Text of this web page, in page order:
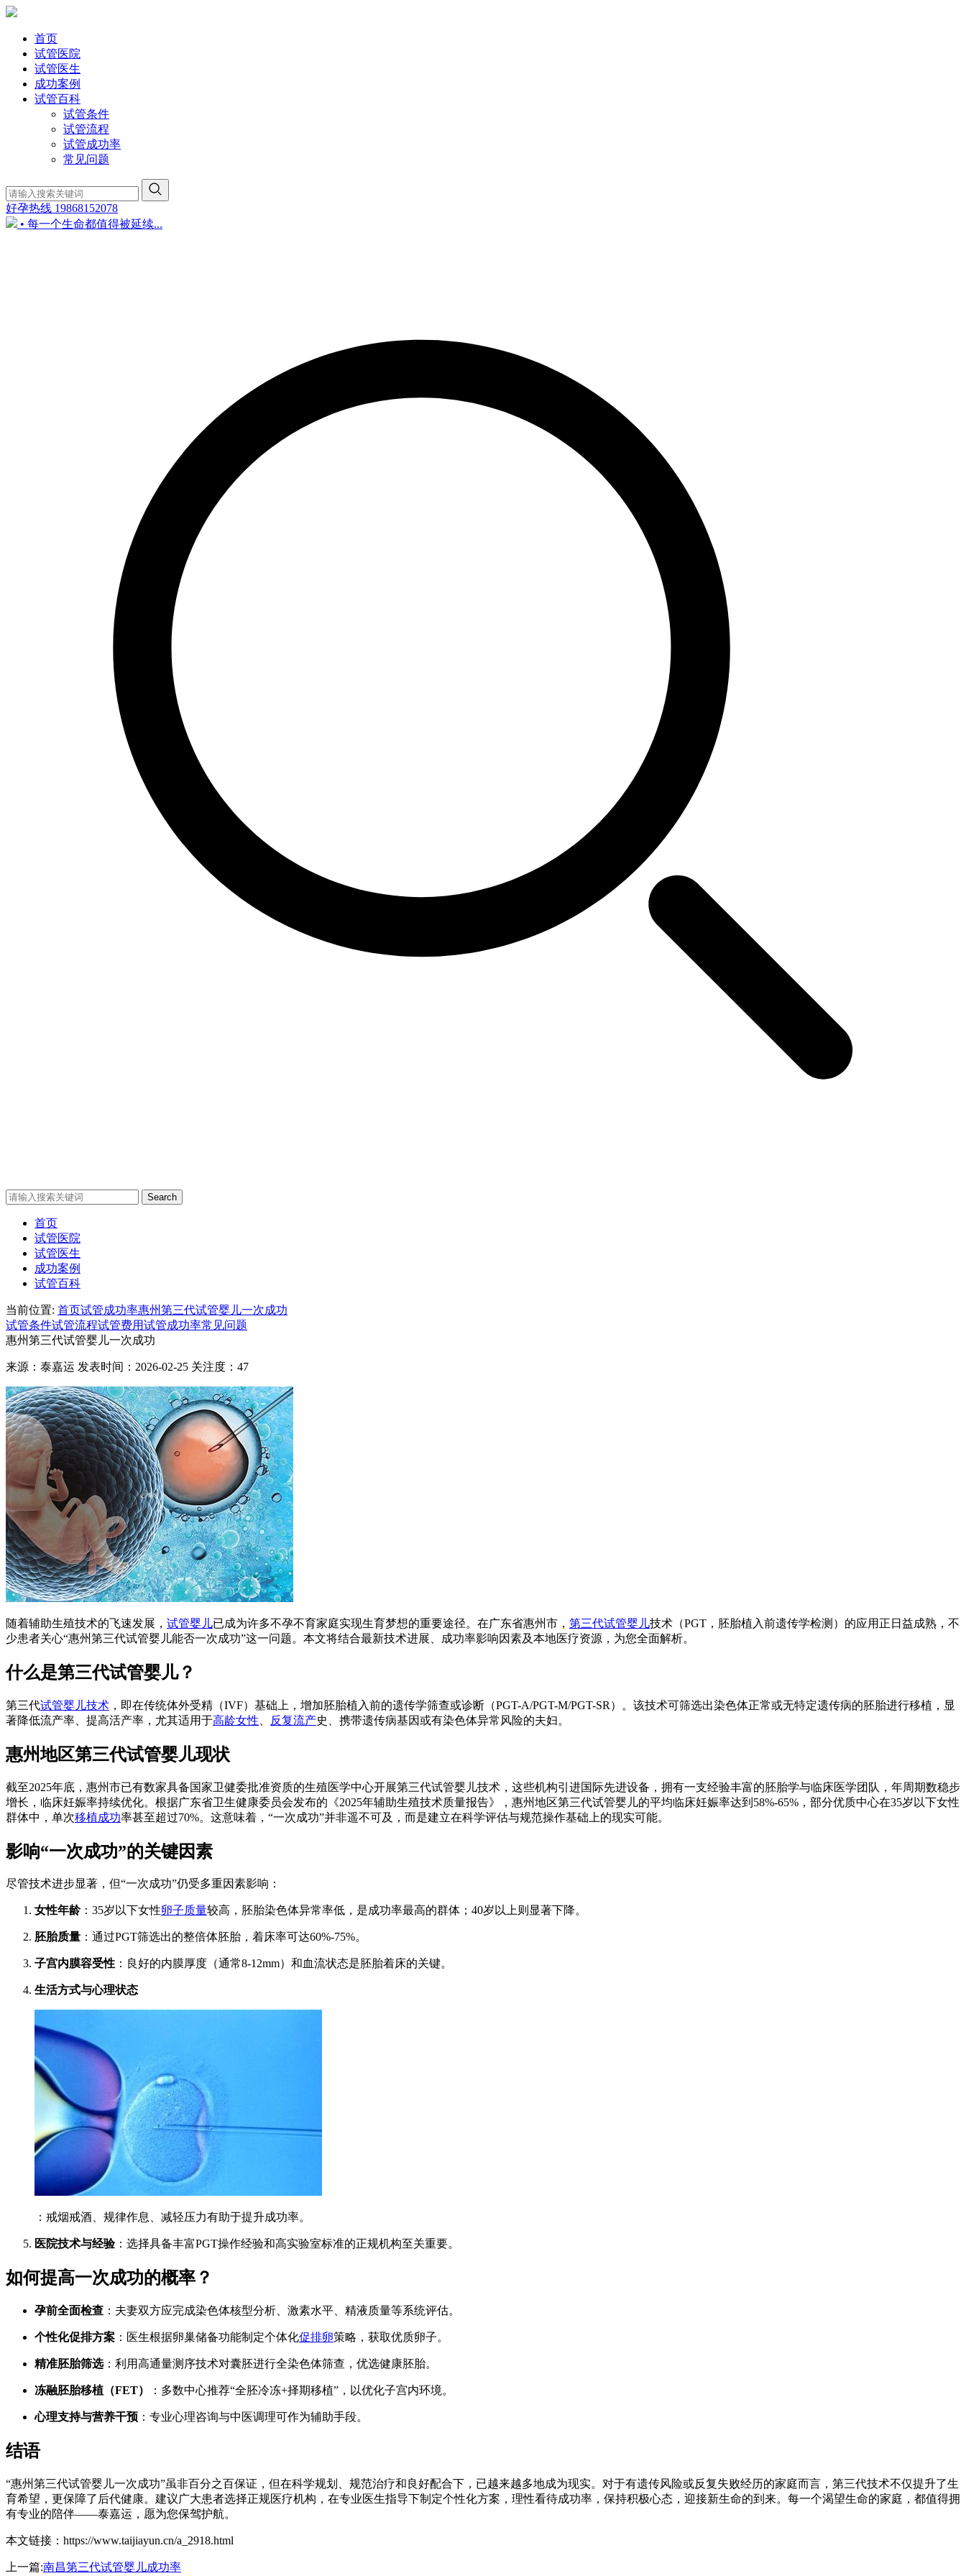
首页
试管医院
试管医生
成功案例
试管百科
试管条件
试管流程
试管成功率
常见问题
好孕热线 19868152078
• 每一个生命都值得被延续...
Search
首页
试管医院
试管医生
成功案例
试管百科
当前位置: 首页试管成功率惠州第三代试管婴儿一次成功
试管条件试管流程试管费用试管成功率常见问题
惠州第三代试管婴儿一次成功
来源：泰嘉运 发表时间：2026-02-25 关注度：47
随着辅助生殖技术的飞速发展， 试管婴儿已成为许多不孕不育家庭实现生育梦想的重要途径。在广东省惠州市， 第三代试管婴儿技术（PGT，胚胎植入前遗传学检测）的应用正日益成熟，不
少患者关心“惠州第三代试管婴儿能否一次成功”这一问题。本文将结合最新技术进展、成功率影响因素及本地医疗资源，为您全面解析。
什么是第三代试管婴儿？
第三代试管婴儿技术 ，即在传统体外受精（IVF）基础上，增加胚胎植入前的遗传学筛查或诊断（PGT-A/PGT-M/PGT-SR）。该技术可筛选出染色体正常或无特定遗传病的胚胎进行移植，显
著降低流产率、提高活产率，尤其适用于高龄女性 反复流产史、携带遗传病基因或有染色体异常风险的夫妇。
惠州地区第三代试管婴儿现状
截至2025年底，惠州市已有数家具备国家卫健委批准资质的生殖医学中心开展第三代试管婴儿技术，这些机构引进国际先进设备，拥有一支经验丰富的胚胎学与临床医学团队，年周期数稳步
增长，临床妊娠率持续优化。根据广东省卫生健康委员会发布的《2025年辅助生殖技术质量报告》，惠州地区第三代试管婴儿的平均临床妊娠率达到58%-65%，部分优质中心在35岁以下女性
群体中，单次移植成功率甚至超过70%。这意味着，“一次成功”并非遥不可及，而是建立在科学评估与规范操作基础上的现实可能。
影响“一次成功”的关键因素
尽管技术进步显著，但“一次成功”仍受多重因素影响：
女性年龄：35岁以下女性卵子质量较高，胚胎染色体异常率低，是成功率最高的群体；40岁以上则显著下降。
胚胎质量 ：通过PGT筛选出的整倍体胚胎，着床率可达60%-75%。
子宫内膜容受性 ：良好的内膜厚度（通常8-12mm）和血流状态是胚胎着床的关键。
生活方式与心理状态
：戒烟戒酒、规律作息、减轻压力有助于提升成功率。
医院技术与经验：选择具备丰富PGT操作经验和高实验室标准的正规机构至关重要。
如何提高一次成功的概率？
孕前全面检查 ：夫妻双方应完成染色体核型分析、激素水平、精液质量等系统评估。
个性化促排方案 ：医生根据卵巢储备功能制定个体化促排卵策略，获取优质卵子。
精准胚胎筛选：利用高通量测序技术对囊胚进行全染色体筛查，优选健康胚胎。
冻融胚胎移植（FET） ：多数中心推荐“全胚冷冻+择期移植”，以优化子宫内环境。
心理支持与营养干预 ：专业心理咨询与中医调理可作为辅助手段。
结语
“惠州第三代试管婴儿一次成功”虽非百分之百保证，但在科学规划、规范治疗和良好配合下，已越来越多地成为现实。对于有遗传风险或反复失败经历的家庭而言，第三代技术不仅提升了生
育希望，更保障了后代健康。建议广大患者选择正规医疗机构，在专业医生指导下制定个性化方案，理性看待成功率，保持积极心态，迎接新生命的到来。每一个渴望生命的家庭，都值得拥
有专业的陪伴——泰嘉运，愿为您保驾护航。
本文链接：https://www.taijiayun.cn/a_2918.html
上一篇:南昌第三代试管婴儿成功率